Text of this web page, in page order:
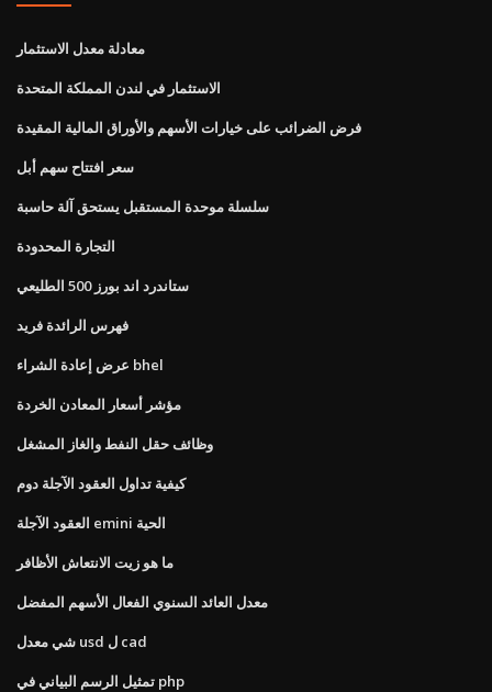
معادلة معدل الاستثمار
الاستثمار في لندن المملكة المتحدة
فرض الضرائب على خيارات الأسهم والأوراق المالية المقيدة
سعر افتتاح سهم أبل
سلسلة موحدة المستقبل يستحق آلة حاسبة
التجارة المحدودة
ستاندرد اند بورز 500 الطليعي
فهرس الرائدة فريد
عرض إعادة الشراء bhel
مؤشر أسعار المعادن الخردة
وظائف حقل النفط والغاز المشغل
كيفية تداول العقود الآجلة دوم
العقود الآجلة emini الحية
ما هو زيت الانتعاش الأظافر
معدل العائد السنوي الفعال الأسهم المفضل
شي معدل usd ل cad
تمثيل الرسم البياني في php